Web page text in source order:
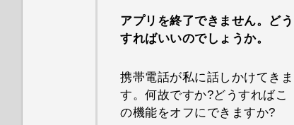
アプリを終了できません。どう
すればいいのでしょうか。
携帯電話が私に話しかけてきま
す。何故ですか?どうすればこ
の機能をオフにできますか?